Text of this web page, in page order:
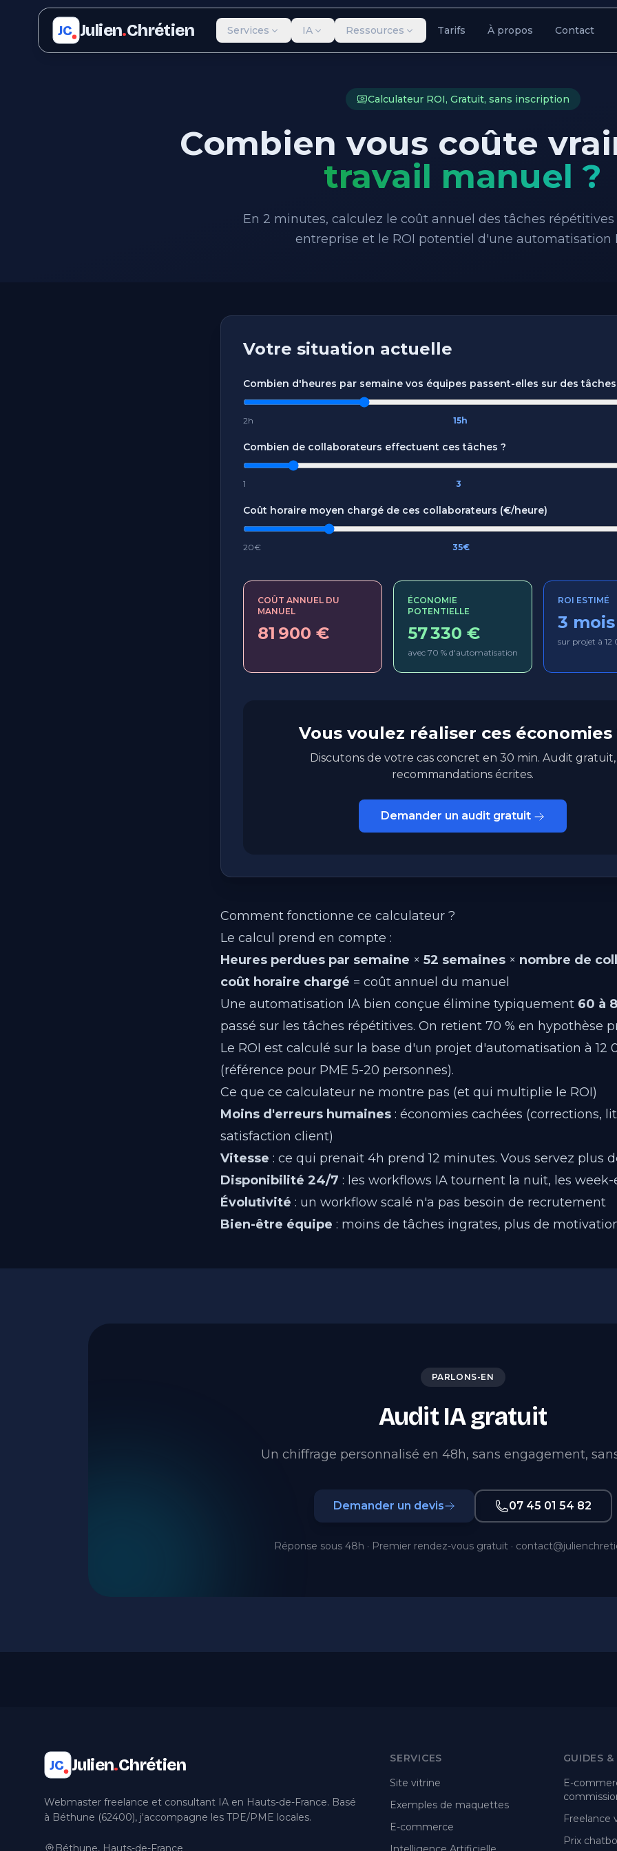
JC Julien.Chrétien Services IA Ressources Tarifs À propos Contact
Calculateur ROI, Gratuit, sans inscription
Combien vous coûte
travail manuel ?
En 2 minutes, calculez le coût annuel des tâches
entreprise et le ROI potentiel d'une automatisation
Votre situation actuelle
Combien d'heures par semaine vos équipes passent-elles sur des
2h 15h
Combien de collaborateurs effectuent ces tâches ?
1 3
Coût horaire moyen chargé de ces collaborateurs (€/heure)
20€ 35€
COÛT ANNUEL DU
MANUEL
81 900 €
ÉCONOMIE
POTENTIELLE
57 330 €
avec 70 % d'automatisation
ROI ESTIMÉ
3 mois
sur projet à
Vous voulez réaliser ces économies
Discutons de votre cas concret en 30 min. Audit gratuit,
recommandations écrites.
Demander un audit gratuit
Comment fonctionne ce calculateur ?
Le calcul prend en compte :
Heures perdues par semaine × 52 semaines × nombre de
coût horaire chargé = coût annuel du manuel
Une automatisation IA bien conçue élimine typiquement 60 à
passé sur les tâches répétitives. On retient 70 % en hypothèse
Le ROI est calculé sur la base d'un projet d'automatisation à 12
(référence pour PME 5-20 personnes).
Ce que ce calculateur ne montre pas (et qui multiplie le ROI)
Moins d'erreurs humaines : économies cachées (corrections,
satisfaction client)
Vitesse : ce qui prenait 4h prend 12 minutes. Vous servez plus
Disponibilité 24/7 : les workflows IA tournent la nuit, les week-
Évolutivité : un workflow scalé n'a pas besoin de recrutement
Bien-être équipe : moins de tâches ingrates, plus de
PARLONS-EN
Audit IA gratuit
Un chiffrage personnalisé en 48h, sans engagement,
Demander un devis 07 45 01 54 82
Réponse sous 48h · Premier rendez-vous gratuit ·
JC Julien.Chrétien
Webmaster freelance et consultant IA en Hauts-de-France. Basé
à Béthune (62400), j'accompagne les TPE/PME locales.
Béthune, Hauts-de-France
SERVICES
Site vitrine
Exemples de maquettes
E-commerce
GUIDES
E-
Freelance
Prix